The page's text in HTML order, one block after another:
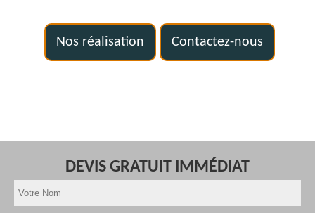
Nos réalisation Contactez-nous
DEVIS GRATUIT IMMÉDIAT